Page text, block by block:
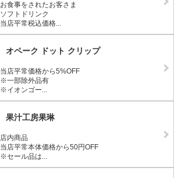
お食事をされたお客さま
ソフトドリンク
当店平常税込価格...
オペーク ドット クリップ
当店平常価格から5%OFF
※一部除外品有
※イオンゴー...
果汁工房果琳
店内商品
当店平常本体価格から50円OFF
※セール品は...